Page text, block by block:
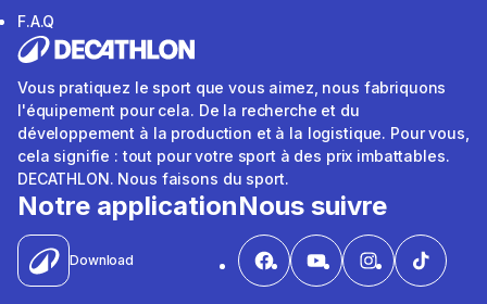
F.A.Q
Vous pratiquez le sport que vous aimez, nous fabriquons
l'équipement pour cela. De la recherche et du
développement à la production et à la logistique. Pour vous,
cela signifie : tout pour votre sport à des prix imbattables.
DECATHLON. Nous faisons du sport.
Notre application
Download
Nous suivre